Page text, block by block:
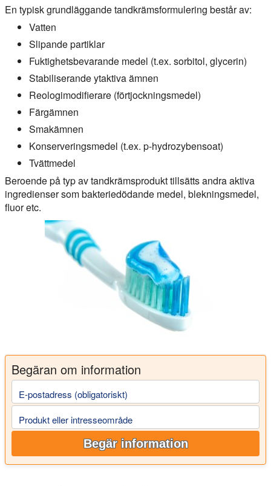
En typisk grundläggande tandkrämsformulering består av:
Vatten
Slipande partiklar
Fuktighetsbevarande medel (t.ex. sorbitol, glycerin)
Stabiliserande ytaktiva ämnen
Reologimodifierare (förtjockningsmedel)
Färgämnen
Smakämnen
Konserveringsmedel (t.ex. p-hydrozybensoat)
Tvättmedel
Beroende på typ av tandkrämsprodukt tillsätts andra aktiva
ingredienser som bakteriedödande medel, blekningsmedel,
fluor etc.
Begäran om information
E-postadress (obligatoriskt)
Produkt eller intresseområde
Begär information